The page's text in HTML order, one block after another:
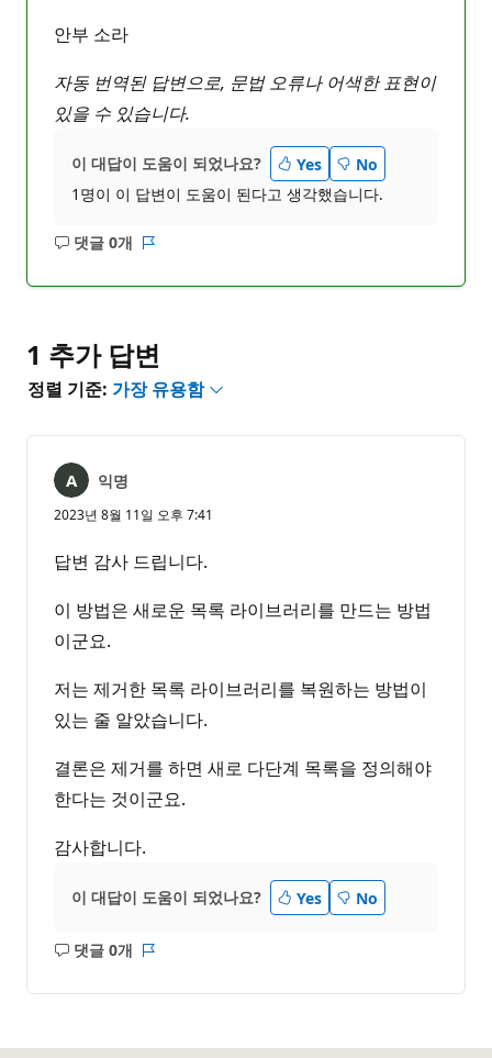
안부 소라
자동 번역된 답변으로, 문법 오류나 어색한 표현이
있을 수 있습니다.
이 대답이 도움이 되었나요? Yes
No
1명이 이 답변이 도움이 된다고 생각했습니다.
댓글 0개
설
1 추가 답변
정렬 기준: 가장 유용함
익명
2023년 8월 11일 오후 7:41
답변 감사 드립니다.
이 방법은 새로운 목록 라이브러리를 만드는 방법
이군요.
저는 제거한 목록 라이브러리를 복원하는 방법이
있는 줄 알았습니다.
결론은 제거를 하면 새로 다단계 목록을 정의해야
한다는 것이군요.
감사합니다.
이 대답이 도움이 되었나요? Yes No
댓글 0개
설